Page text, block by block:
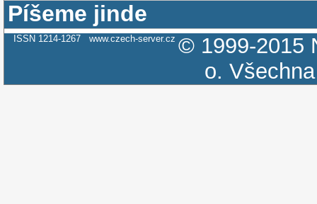
Píšeme jinde
ISSN 1214-1267 www.czech-server.cz © 1999-2015
o.